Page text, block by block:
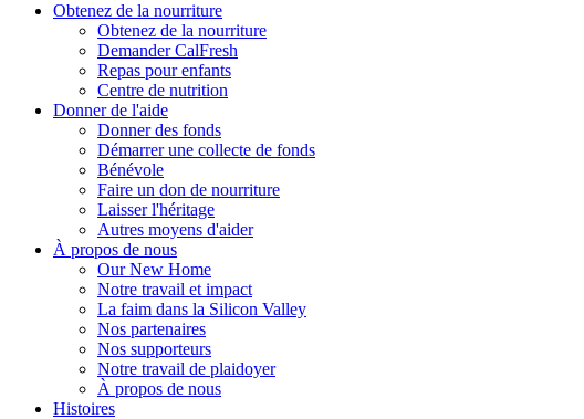
Obtenez de la nourriture
Obtenez de la nourriture
Demander CalFresh
Repas pour enfants
Centre de nutrition
Donner de l'aide
Donner des fonds
Démarrer une collecte de fonds
Bénévole
Faire un don de nourriture
Laisser l'héritage
Autres moyens d'aider
À propos de nous
Our New Home
Notre travail et impact
La faim dans la Silicon Valley
Nos partenaires
Nos supporteurs
Notre travail de plaidoyer
À propos de nous
Histoires